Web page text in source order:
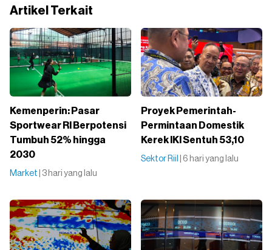
Artikel Terkait
Kemenperin: Pasar
Sportwear RI Berpotensi
Tumbuh 52% hingga
2030
Market | 3 hari yang lalu
Proyek Pemerintah-
Permintaan Domestik
Kerek IKI Sentuh 53,10
Sektor Riil | 6 hari yang lalu